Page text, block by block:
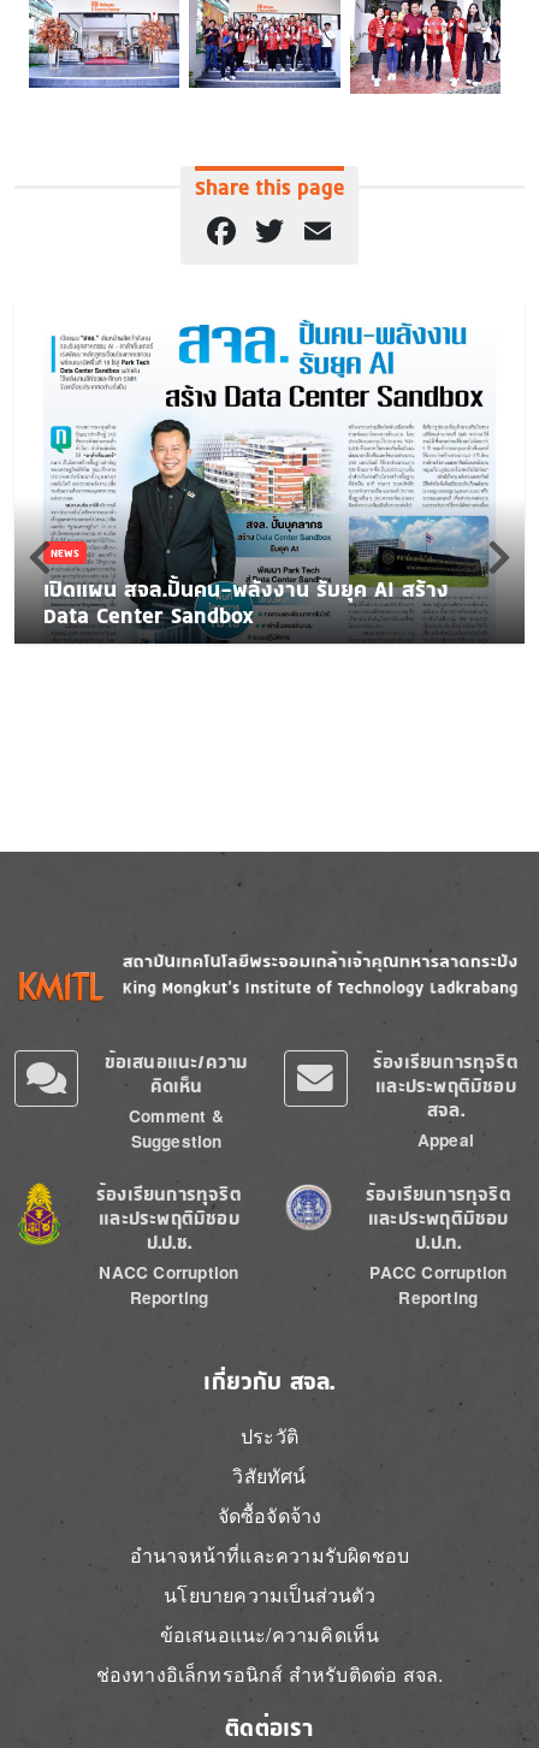
Share this page
Facebook
Twitter
NEWS
เปิดแผน สจล.ปั้นคน-พลังงาน รับยุค AI สร้าง
Data Center Sandbox
Image
ข้อเสนอแนะ/ความ
คิดเห็น
Comment &
Suggestion
ร้องเรียนการทุจริต
และประพฤติมิชอบ
สจล.
Appeal
Image
ร้องเรียนการทุจริต
และประพฤติมิชอบ
ป.ป.ช.
NACC Corruption
Reporting
Image
ร้องเรียนการทุจริต
และประพฤติมิชอบ
ป.ป.ท.
PACC Corruption
Reporting
เกี่ยวกับ สจล.
ประวัติ
วิสัยทัศน์
จัดซื้อจัดจ้าง
อำนาจหน้าที่และความรับผิดชอบ
นโยบายความเป็นส่วนตัว
ข้อเสนอแนะ/ความคิดเห็น
ช่องทางอิเล็กทรอนิกส์ สำหรับติดต่อ สจล.
ติดต่อเรา